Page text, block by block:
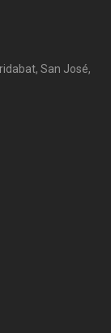
San José,